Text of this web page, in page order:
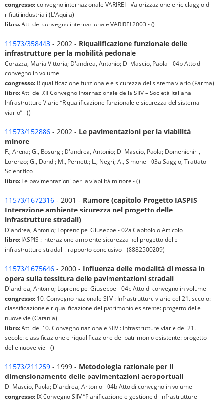
congresso:convegno internazionale VARIREI - Valorizzazione e riciclaggio di
rifiuti industriali (L'Aquila)
libro:Atti del convegno internazionale VARIREI 2003 - ()
11573/358443 - 2002 - Riqualificazione funzionale delle
infrastrutture per la mobilità pedonale
Corazza, Maria Vittoria; D'andrea, Antonio; Di Mascio, Paola - 04b Atto di
convegno in volume
congresso: Riqualificazione funzionale e sicurezza del sistema viario (Parma)
libro:Atti del XII Convegno Internazionale della SIIV – Società Italiana
Infrastrutture Viarie “Riqualificazione funzionale e sicurezza del sistema
viario” - ()
11573/152886 - 2002 - Le pavimentazioni per la viabilità
minore
F., Arena; G., Bosurgi; D'andrea, Antonio; Di Mascio, Paola; Domenichini,
Lorenzo; G., Dondi; M., Pernetti; L., Negri; A., Simone - 03a Saggio, Trattato
Scientifico
libro: Le pavimentazioni per la viabilità minore - ()
11573/1672316 - 2001 - Rumore (capitolo Progetto IASPIS
Interazione ambiente sicurezza nel progetto delle
infrastrutture stradali)
D'andrea, Antonio; Loprencipe, Giuseppe - 02a Capitolo o Articolo
libro: IASPIS : Interazione ambiente sicurezza nel progetto delle
infrastrutture stradali : rapporto conclusivo - (8882500209)
11573/1675646 - 2000 - Influenza delle modalità di messa in
opera sulla tessitura delle pavimentazioni stradali
D'andrea, Antonio; Loprencipe, Giuseppe - 04b Atto di convegno in volume
congresso: 10. Convegno nazionale SIIV : Infrastrutture viarie del 21. secolo:
classificazione e riqualificazione del patrimonio esistente: progetto delle
nuove vie (Catania)
libro:Atti del 10. Convegno nazionale SIIV : Infrastrutture viarie del 21.
secolo: classificazione e riqualificazione del patrimonio esistente: progetto
delle nuove vie - ()
11573/211259 - 1999 - Metodologia razionale per il
dimensionamento delle pavimentazioni aeroportuali
Di Mascio, Paola; D'andrea, Antonio - 04b Atto di convegno in volume
congresso: IX Convegno SIIV ”Pianificazione e gestione di infrastrutture